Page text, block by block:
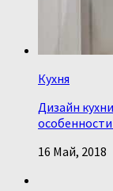
Кухня
Дизайн
16 Май, 2018